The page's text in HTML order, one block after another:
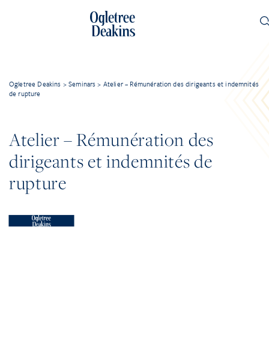
Ogletree Deakins >Seminars > Atelier – Rémunération des dirigeants et indemnités
de rupture
Atelier – Rémunération des
dirigeants et indemnités de
rupture